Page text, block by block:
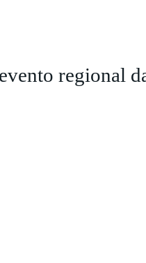
regional